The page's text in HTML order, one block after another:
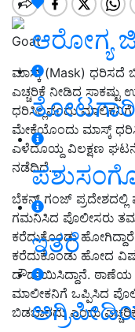
ಆರೋಗ್ಯ
ಇತರೆ
Goat
ಮಾಸ್ಕ್ (Mask) ಧರಿಸದೆ
ಎಚ್ಚರಿಕೆ ನೀಡಿದ
ಧರಿಸಿಲ್ಲವೆಂದು ಮಾಲಿಕನಿಗೆ
ಮೇಕೆಯೊಂದು ಮಾಸ್ಕ್
ಎಳೆದೊಯ್ದ ವಿಲಕ್ಷಣ ಘಟನೆ
ನಡೆದಿದೆ.
ಬೆಕನ್ ಗಂಜ್ ಪ್ರದೇಶದಲ್ಲಿ
ಗಮನಿಸಿದ ಪೊಲೀಸರು
ಕರೆದುಕೊಂಡು
ಕರೆದುಕೊಂಡು ಹೋದ
ದೌಡಾಯಿಸಿದ್ದಾನೆ. ಠಾಣೆಯ
ಮಾಲೀಕನಿಗೆ ಒಪ್ಪಿಸಿದ
ಬಿಡಬಾರದು ಎಂದು